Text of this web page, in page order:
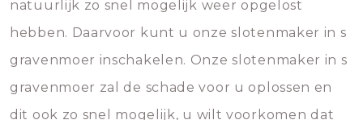
natuurlijk zo snel mogelijk weer opgelost
hebben. Daarvoor kunt u onze slotenmaker in s
gravenmoer inschakelen. Onze slotenmaker in s
gravenmoer zal de schade voor u oplossen en
dit ook zo snel mogelijk, u wilt voorkomen dat